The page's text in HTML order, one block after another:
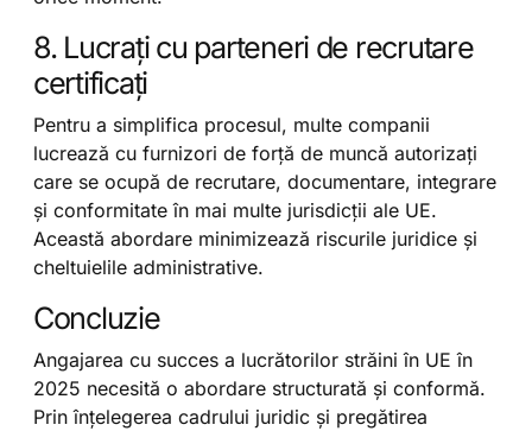
8. Lucrați cu parteneri de recrutare
certificați
Pentru a simplifica procesul, multe companii
lucrează cu furnizori de forță de muncă autorizați
care se ocupă de recrutare, documentare, integrare
și conformitate în mai multe jurisdicții ale UE.
Această abordare minimizează riscurile juridice și
cheltuielile administrative.
Concluzie
Angajarea cu succes a lucrătorilor străini în UE în
2025 necesită o abordare structurată și conformă.
Prin înțelegerea cadrului juridic și pregătirea